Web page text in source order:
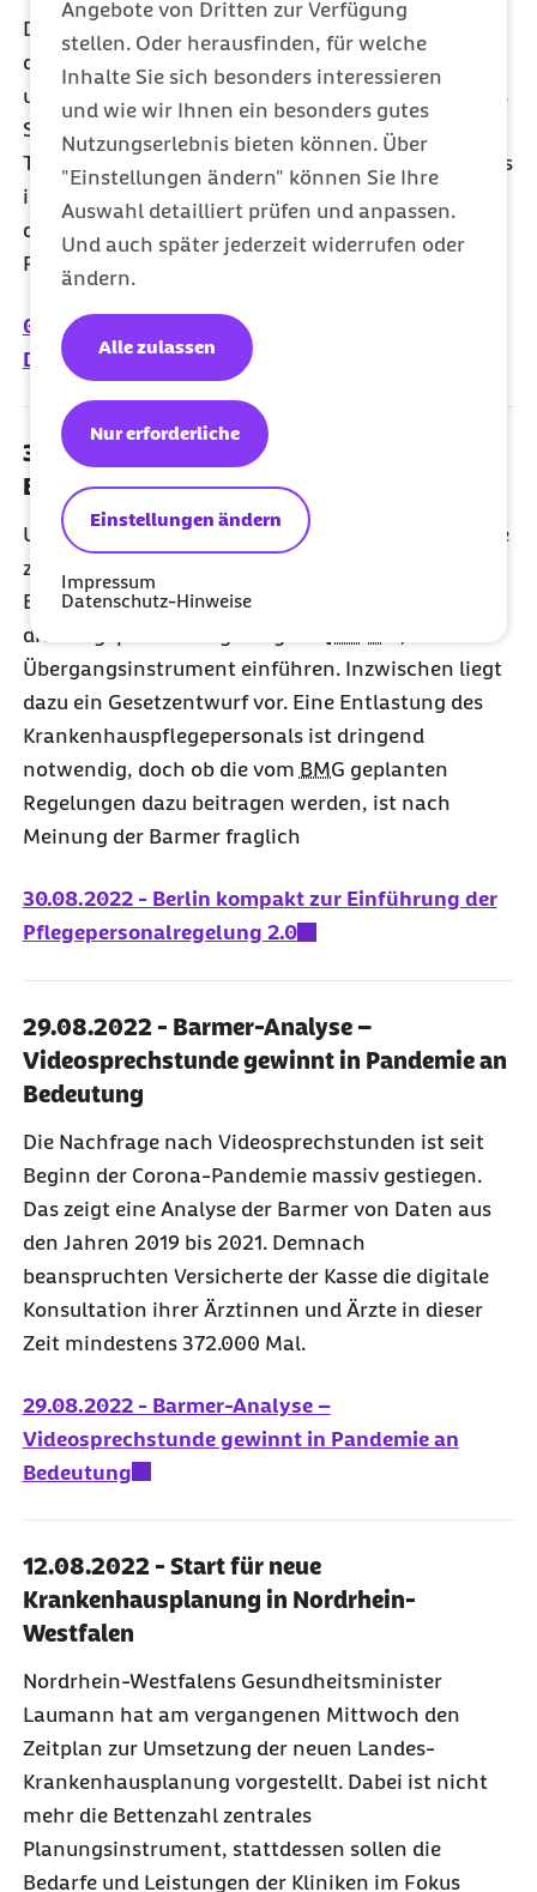
Angebote von Dritten zur Verfügung
stellen. Oder herausfinden, für welche
Inhalte Sie sich besonders interessieren
und wie wir Ihnen ein besonders gutes
Nutzungserlebnis bieten können. Über
"Einstellungen ändern" können Sie Ihre
Auswahl detailliert prüfen und anpassen.
Und auch später jederzeit widerrufen oder
ändern.
Einstellungen ändern
Nur erforderliche
Alle zulassen
Impressum
Datenschutz-Hinweise
Deutschland soll künftig eine Vorreiterrolle bei der
digitalen Vernetzung auch im Bereich Gesundheit
und Pflege einnehmen. Ein ambitioniertes und aus
Sicht der Barmer wichtiges Ziel der vor wenigen
Tagen verabschiedeten Digitalstrategie des Bundes
ist, dass bis zum Jahr 2025 mindestens 80 Prozent
der
-Versicherten über eine elektronische
Patientenakte ( ePA ) verfügen sollen.
05.09.2022 - Bundesregierung beschließt
Digitalstrategie
30.08.2022 - Berlin kompakt zur
Einführung der Pflegepersonalregelung 2.0
Um die Personalsituation in der stationären Pflege
zu verbessern, will das
Bundesgesundheitsministerium (
die Pflegepersonalregelung 2.0 (
Übergangsinstrument einführen. Inzwischen liegt
dazu ein Gesetzentwurf vor. Eine Entlastung des
Krankenhauspflegepersonals ist dringend
notwendig, doch ob die vom BMG geplanten
Regelungen dazu beitragen werden, ist nach
Meinung der Barmer fraglich
30.08.2022 - Berlin kompakt zur Einführung der
Pflegepersonalregelung 2.0
29.08.2022 - Barmer-Analyse –
Videosprechstunde gewinnt in Pandemie an
Bedeutung
Die Nachfrage nach Videosprechstunden ist seit
Beginn der Corona-Pandemie massiv gestiegen.
Das zeigt eine Analyse der Barmer von Daten aus
den Jahren 2019 bis 2021. Demnach
beanspruchten Versicherte der Kasse die digitale
Konsultation ihrer Ärztinnen und Ärzte in dieser
Zeit mindestens 372.000 Mal.
29.08.2022 - Barmer-Analyse –
Videosprechstunde gewinnt in Pandemie an
Bedeutung
12.08.2022 - Start für neue
Krankenhausplanung in Nordrhein-
Westfalen
Nordrhein-Westfalens Gesundheitsminister
Laumann hat am vergangenen Mittwoch den
Zeitplan zur Umsetzung der neuen Landes-
Krankenhausplanung vorgestellt. Dabei ist nicht
mehr die Bettenzahl zentrales
Planungsinstrument, stattdessen sollen die
Bedarfe und Leistungen der Kliniken im Fokus